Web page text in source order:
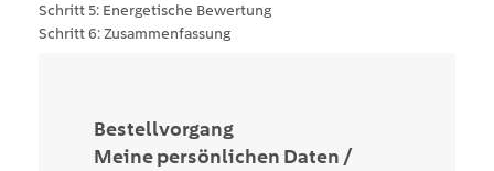
Energetische Bewertung
Zusammenfassung
Bestellvorgang
Meine persönlichen Daten /